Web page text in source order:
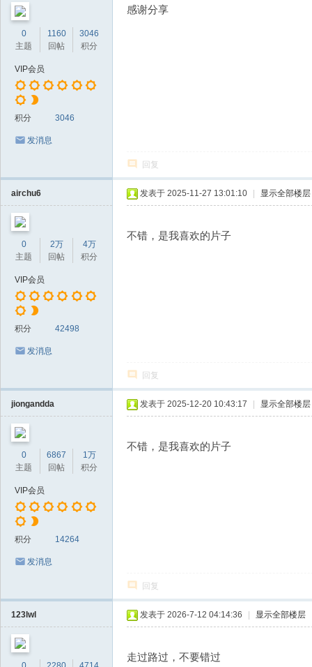
0
主题
1160
回帖
3046
积分
VIP会员
积分 3046
发消息
感谢分享
回复
airchu6
0
主题
2万
回帖
4万
积分
VIP会员
积分 42498
发消息
发表于 2025-11-27 13:01:10 显示全部楼层
不错，是我喜欢的片子
回复
jiongandda
0
主题
6867
回帖
1万
积分
VIP会员
积分 14264
发消息
发表于 2025-12-20 10:43:17 显示全部楼层
不错，是我喜欢的片子
回复
123lwl 发表于 2026-7-12 04:14:36 显示全部楼层
走过路过，不要错过